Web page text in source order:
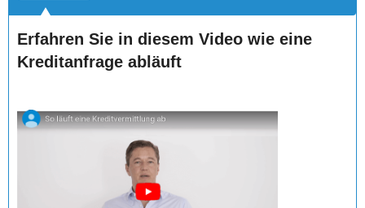
Erfahren Sie in diesem Video wie eine
Kreditanfrage abläuft